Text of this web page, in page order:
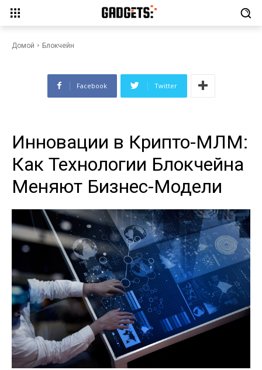
Домой Блокчейн
Как Технологии Блокчейна
Facebook Twitter
Инновации в Крипто-МЛМ:
Как Технологии Блокчейна
Меняют Бизнес-Модели